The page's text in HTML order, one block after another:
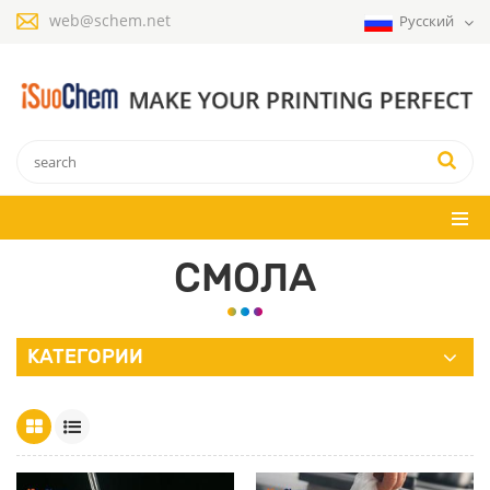
web@schem.net Русский
СМОЛА
КАТЕГОРИИ